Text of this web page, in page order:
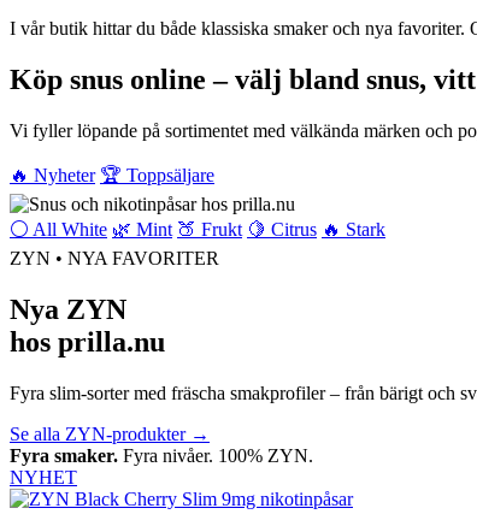
I vår butik hittar du både klassiska smaker och nya
Köp snus online – välj bland snus,
Vi fyller löpande på sortimentet med välkända märken och
🔥 Nyheter 🏆 Toppsäljare
⚪ All White 🌿 Mint 🍑 Frukt 🍋 Citrus 🔥 Stark
ZYN • NYA FAVORITER
Nya ZYN
hos prilla.nu
Fyra slim-sorter med fräscha smakprofiler – från bärigt och
Se alla ZYN-produkter →
Fyra smaker. Fyra nivåer. 100% ZYN.
NYHET